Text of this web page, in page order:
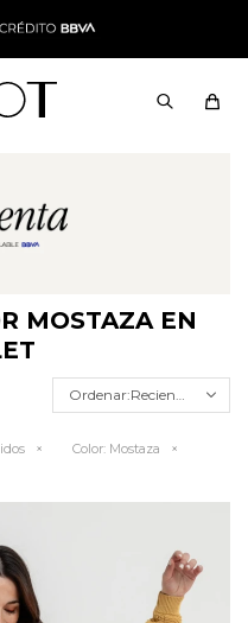
MOSTAZA EN
Recientes
Color: Mostaza